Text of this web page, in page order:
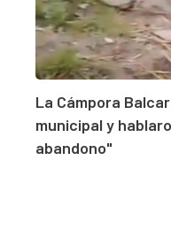
La Cámpora
municipal y
abandono"